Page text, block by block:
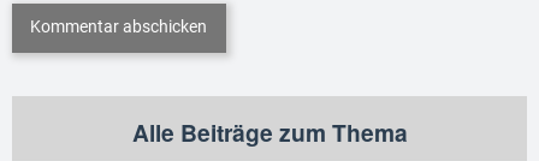
Alle Beiträge zum Thema